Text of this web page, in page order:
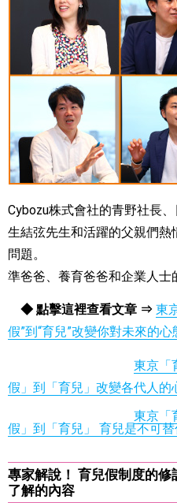
Cybozu株式會社的青野社長
生結弦先生和活躍的父親們
問題。
準爸爸、養育爸爸和企業人士
◆ 點擊這裡查看文章 ⇒ 東
假”到“育兒”改變你對未來的心
東京「
假」到「育兒」改變各代人的
東京「
假」到「育兒」 育兒是不可
專家解說！ 育兒假制度的
了解的內容